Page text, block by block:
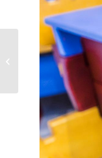
Unsere Enzibänke
sind zurück!